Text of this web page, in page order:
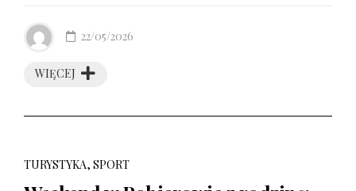
WIĘCEJ
22/05/2026
TURYSTYKA, SPORT